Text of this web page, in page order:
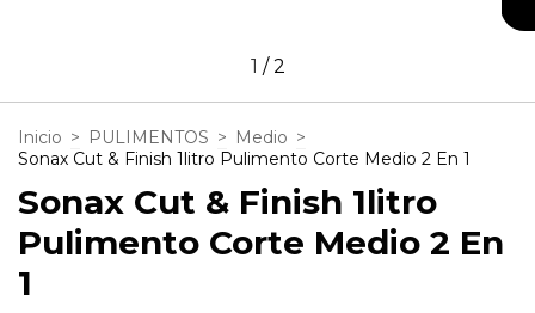
1 /2
Inicio > PULIMENTOS > Medio >
Sonax Cut & Finish 1litro Pulimento Corte Medio 2 En 1
Sonax Cut & Finish 1litro
Pulimento Corte Medio 2 En
1